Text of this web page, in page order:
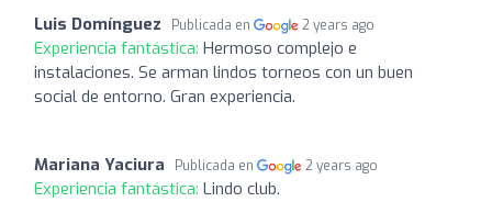
Luis Domínguez Publicada en 2 years ago
Experiencia fantástica: Hermoso complejo e
instalaciones. Se arman lindos torneos con un buen
social de entorno. Gran experiencia.
Mariana Yaciura Publicada en 2 years ago
Experiencia fantástica: Lindo club.